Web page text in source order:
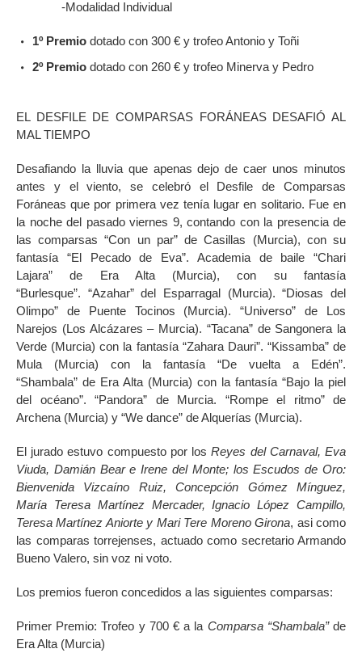
-Modalidad Individual
1º Premio dotado con 300 € y trofeo Antonio y Toñi
2º Premio dotado con 260 € y trofeo Minerva y Pedro
EL DESFILE DE COMPARSAS FORÁNEAS DESAFIÓ AL
MAL TIEMPO
Desafiando la lluvia que apenas dejo de caer unos minutos
antes y el viento, se celebró el Desfile de Comparsas
Foráneas que por primera vez tenía lugar en solitario. Fue en
la noche del pasado viernes 9, contando con la presencia de
las comparsas “Con un par” de Casillas (Murcia), con su
fantasía “El Pecado de Eva”. Academia de baile “Chari
Lajara” de Era Alta (Murcia), con su fantasía
“Burlesque”. “Azahar” del Esparragal (Murcia). “Diosas del
Olimpo” de Puente Tocinos (Murcia). “Universo” de Los
Narejos (Los Alcázares – Murcia). “Tacana” de Sangonera la
Verde (Murcia) con la fantasía “Zahara Dauri”. “Kissamba” de
Mula (Murcia) con la fantasía “De vuelta a Edén”.
“Shambala” de Era Alta (Murcia) con la fantasía “Bajo la piel
del océano”. “Pandora” de Murcia. “Rompe el ritmo” de
Archena (Murcia) y “We dance” de Alquerías (Murcia).
El jurado estuvo compuesto por losReyes del Carnaval, Eva
Viuda, Damián Bear e Irene del Monte; los Escudos de Oro:
Bienvenida Vizcaíno Ruiz, Concepción Gómez Mínguez,
María Teresa Martínez Mercader, Ignacio López Campillo,
Teresa Martínez Aniorte y Mari Tere Moreno Girona, asi como
las comparas torrejenses, actuado como secretario Armando
Bueno Valero, sin voz ni voto.
Los premios fueron concedidos a las siguientes comparsas:
Primer Premio: Trofeo y 700 € a la Comparsa “Shambala”de
Era Alta (Murcia)